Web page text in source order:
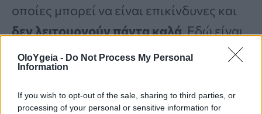
OloYgeia - Do Not Process My Personal
Information
If you wish to opt-out of the sale, sharing to third parties, or
processing of your personal or sensitive information for
οποίες μπορεί να είναι επικίνδυνες και
δεν λειτουργούν πάντα καλά. Εδώ είναι
που τα πεπτίδια που στοχεύουν τους
υποδοχείς τύπου Toll μπορεί να
βοηθήσουν.